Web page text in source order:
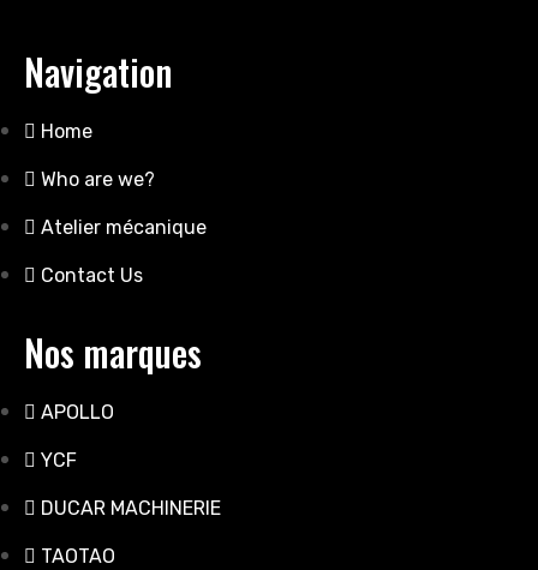
Navigation
Home
Who are we?
Atelier mécanique
Contact Us
Nos marques
APOLLO
YCF
DUCAR MACHINERIE
TAOTAO